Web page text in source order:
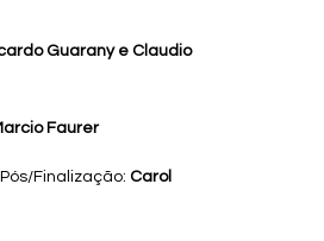
Guarany e Claudio
Faurer
Finalização: Carol